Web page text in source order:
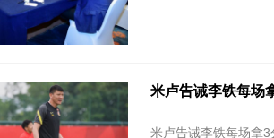
米卢告诫李铁每场
米卢告诫李铁每场拿